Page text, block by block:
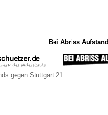
Bei Abriss Aufstand
gegen Stuttgart 21.